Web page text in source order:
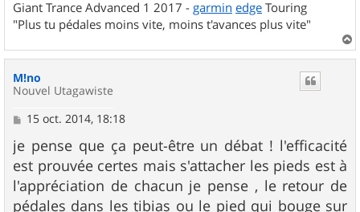
Giant Trance Advanced 1 2017 - garmin edge Touring
"Plus tu pédales moins vite, moins t'avances plus vite"
a
M!no
Nouvel Utagawiste
M
s
s
a
g
e
15 oct. 2014, 18:18
je pense que ça peut-être un débat ! l'efficacité
est prouvée certes mais s'attacher les pieds est à
l'appréciation de chacun je pense , le retour de
pédales dans les tibias ou le pied qui bouge sur